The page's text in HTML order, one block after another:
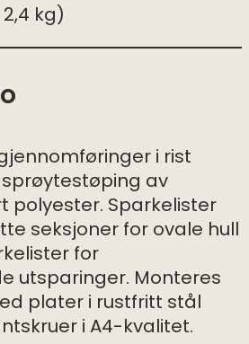
kg)
i rist
av
polyester. Sparkelister
seksjoner for ovale hull
for
utsparinger. Monteres
plater i rustfritt stål
i A4-kvalitet.